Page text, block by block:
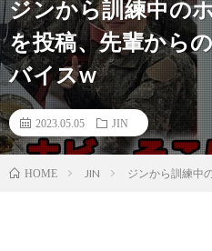
ジンから訓練中の
を投稿、先輩から
バイスw
2023.05.05 JIN
HOME JIN ジンから訓練中